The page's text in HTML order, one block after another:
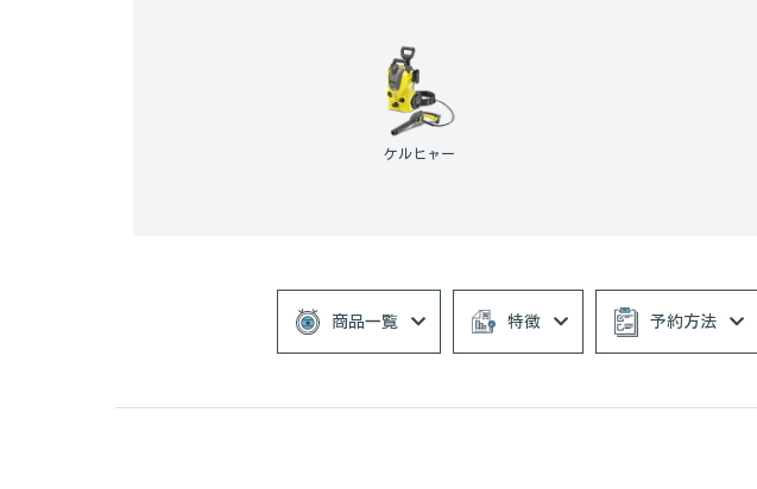
ケルヒャー
商品一覧 特徴 予約方法